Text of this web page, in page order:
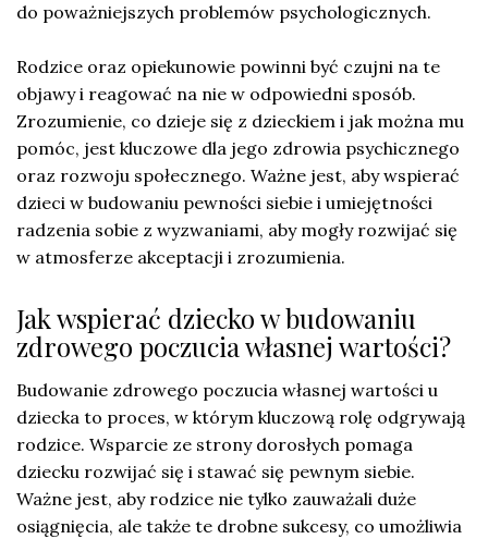
do poważniejszych problemów psychologicznych.
Rodzice oraz opiekunowie powinni być czujni na te
objawy i reagować na nie w odpowiedni sposób.
Zrozumienie, co dzieje się z dzieckiem i jak można mu
pomóc, jest kluczowe dla jego zdrowia psychicznego
oraz rozwoju społecznego. Ważne jest, aby wspierać
dzieci w budowaniu pewności siebie i umiejętności
radzenia sobie z wyzwaniami, aby mogły rozwijać się
w atmosferze akceptacji i zrozumienia.
Jak wspierać dziecko w budowaniu
zdrowego poczucia własnej wartości?
Budowanie zdrowego poczucia własnej wartości u
dziecka to proces, w którym kluczową rolę odgrywają
rodzice. Wsparcie ze strony dorosłych pomaga
dziecku rozwijać się i stawać się pewnym siebie.
Ważne jest, aby rodzice nie tylko zauważali duże
osiągnięcia, ale także te drobne sukcesy, co umożliwia